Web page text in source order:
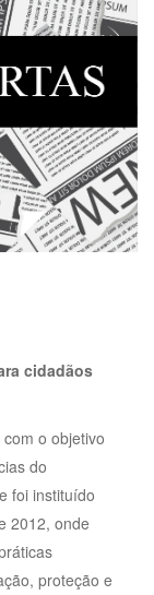
cidadãos
o objetivo
do
foi instituído
2012, onde
proteção e